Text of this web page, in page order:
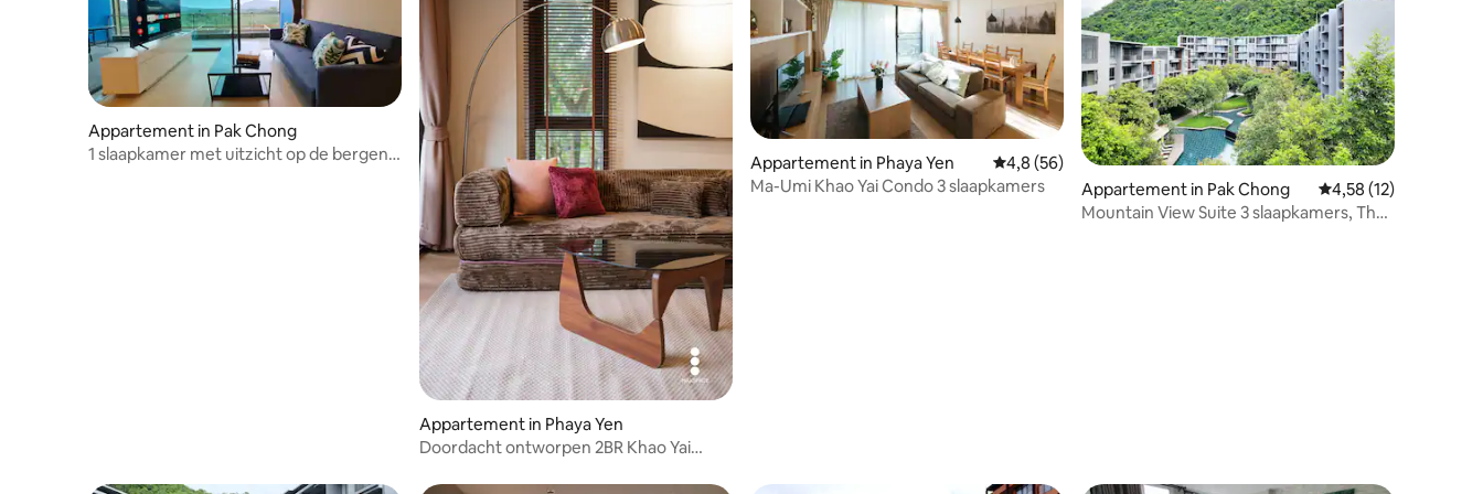
Appartement in Pak Chong
1 slaapkamer met uitzicht op de bergen
Appartement in Phaya Yen
Doordacht ontworpen 2BR Khao Yai
Appartement in Phaya Yen Gemiddelde beoordeling van 4,8 uit 5, 56 recensies
4,8 (56)
Ma-Umi Khao Yai Condo 3 slaapkamers
Appartement in Pak Chong Gemiddelde
4,58 (12)
Mountain View Suite 3 slaapkamers, The